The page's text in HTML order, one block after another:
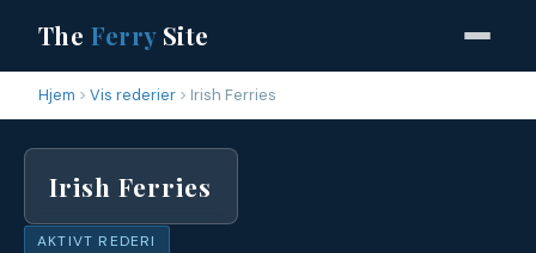
The FerrySite
Hjem Vis rederier Irish Ferries
Irish Ferries
AKTIVT REDERI